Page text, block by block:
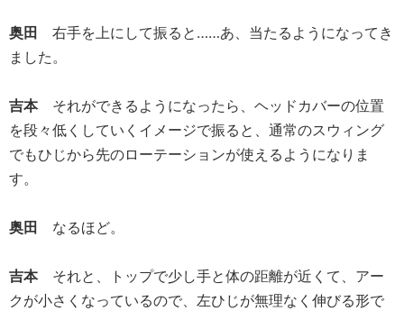
奥田 右手を上にして振ると……あ、当たるようになってき
ました。
吉本それができるようになったら、ヘッドカバーの位置
を段々低くしていくイメージで振ると、通常のスウィング
でもひじから先のローテーションが使えるようになりま
す。
奥田 なるほど。
吉本それと、トップで少し手と体の距離が近くて、アー
クが小さくなっているので、左ひじが無理なく伸びる形で